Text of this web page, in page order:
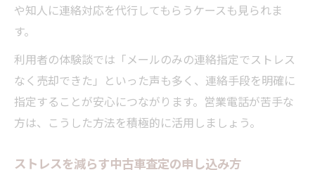
や知人に連絡対応を代行してもらうケースも見られま
す。
利用者の体験談では「メールのみの連絡指定でストレス
なく売却できた」といった声も多く、連絡手段を明確に
指定することが安心につながります。営業電話が苦手な
方は、こうした方法を積極的に活用しましょう。
ストレスを減らす中古車査定の申し込み方